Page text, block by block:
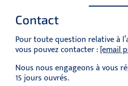
Contact
Pour toute question relative à
vous pouvez contacter :[email
Nous nous engageons à vous
15 jours ouvrés.